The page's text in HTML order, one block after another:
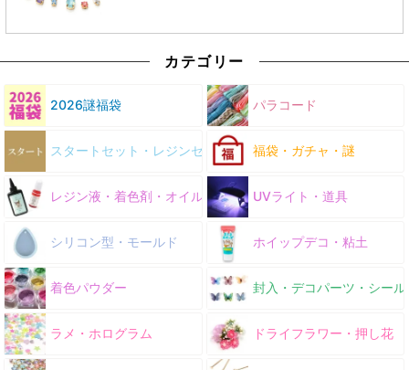
カテゴリー
2026謎福袋 パラコード
スタートセット・レジンセット 福袋・ガチャ・謎
レジン液・着色剤・オイル UVライト・道具
シリコン型・モールド ホイップデコ・粘土
着色パウダー 封入・デコパーツ・シール
ラメ・ホログラム ドライフラワー・押し花